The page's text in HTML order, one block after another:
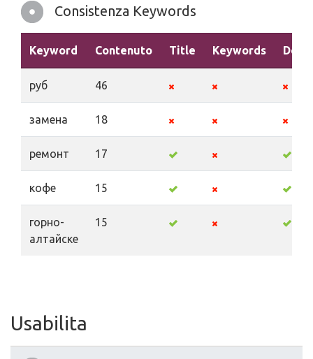
Consistenza Keywords
Keyword Contenuto Title Keywords
руб 46
замена 18
ремонт 17
кофе 15
горно-
алтайске
15
Usabilita